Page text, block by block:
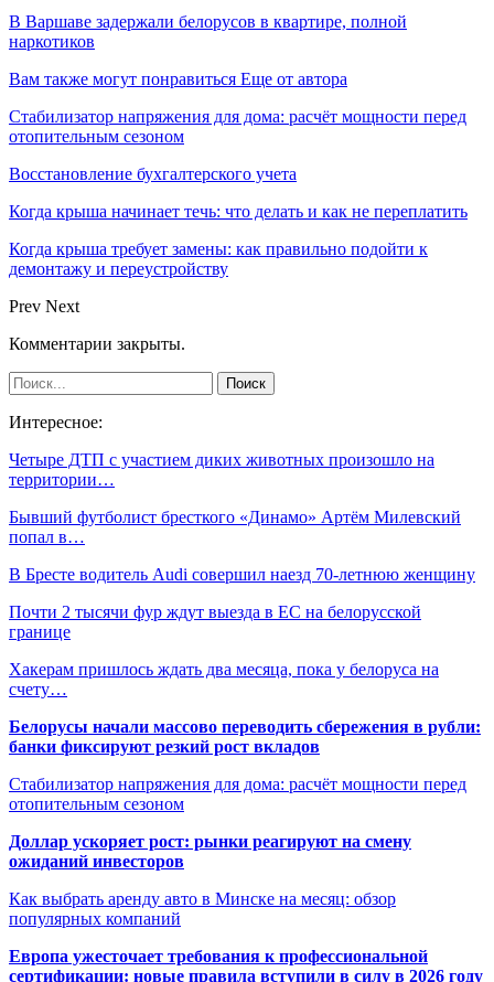
В Варшаве задержали белорусов в квартире, полной
наркотиков
Вам также могут понравиться Еще от автора
Стабилизатор напряжения для дома: расчёт мощности перед
отопительным сезоном
Восстановление бухгалтерского учета
Когда крыша начинает течь: что делать и как не переплатить
Когда крыша требует замены: как правильно подойти к
демонтажу и переустройству
Prev Next
Комментарии закрыты.
Интересное:
Четыре ДТП с участием диких животных произошло на
территории…
Бывший футболист бресткого «Динамо» Артём Милевский
попал в…
В Бресте водитель Audi совершил наезд 70-летнюю женщину
Почти 2 тысячи фур ждут выезда в ЕС на белорусской
границе
Хакерам пришлось ждать два месяца, пока у белоруса на
счету…
Белорусы начали массово переводить сбережения в рубли:
банки фиксируют резкий рост вкладов
Стабилизатор напряжения для дома: расчёт мощности перед
отопительным сезоном
Доллар ускоряет рост: рынки реагируют на смену
ожиданий инвесторов
Как выбрать аренду авто в Минске на месяц: обзор
популярных компаний
Европа ужесточает требования к профессиональной
сертификации: новые правила вступили в силу в 2026 году